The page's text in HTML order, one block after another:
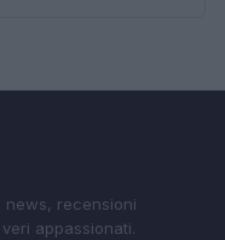
news, recensioni
appassionati.